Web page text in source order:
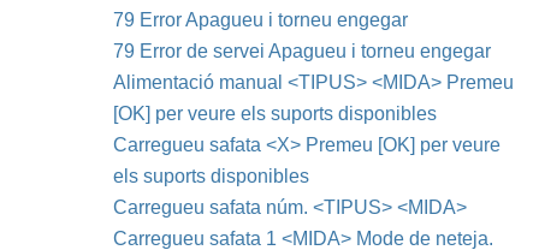
79 Error Apagueu i torneu engegar
79 Error de servei Apagueu i torneu engegar
Alimentació manual <TIPUS> <MIDA> Premeu
[OK] per veure els suports disponibles
Carregueu safata <X> Premeu [OK] per veure
els suports disponibles
Carregueu safata núm. <TIPUS> <MIDA>
Carregueu safata 1 <MIDA> Mode de neteja.